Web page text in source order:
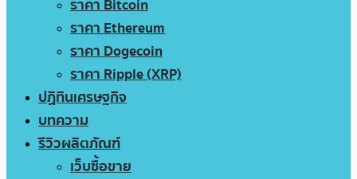
ราคา Bitcoin
ราคา Ethereum
ราคา Dogecoin
ราคา Ripple (XRP)
ปฏิทินเศรษฐกิจ
บทความ
รีวิวผลิตภัณฑ์
เว็บซื้อขาย